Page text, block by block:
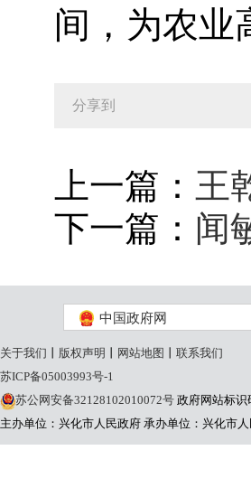
间，为农业
分享到
上一篇： 王
下一篇： 闻
中国政府网
关于我们 版权声明 网站地图
联系我们
苏ICP备05003993号-1
苏公网安备32128102010072号 政府网站标识
主办单位：兴化市人民政府 承办单位：兴化市